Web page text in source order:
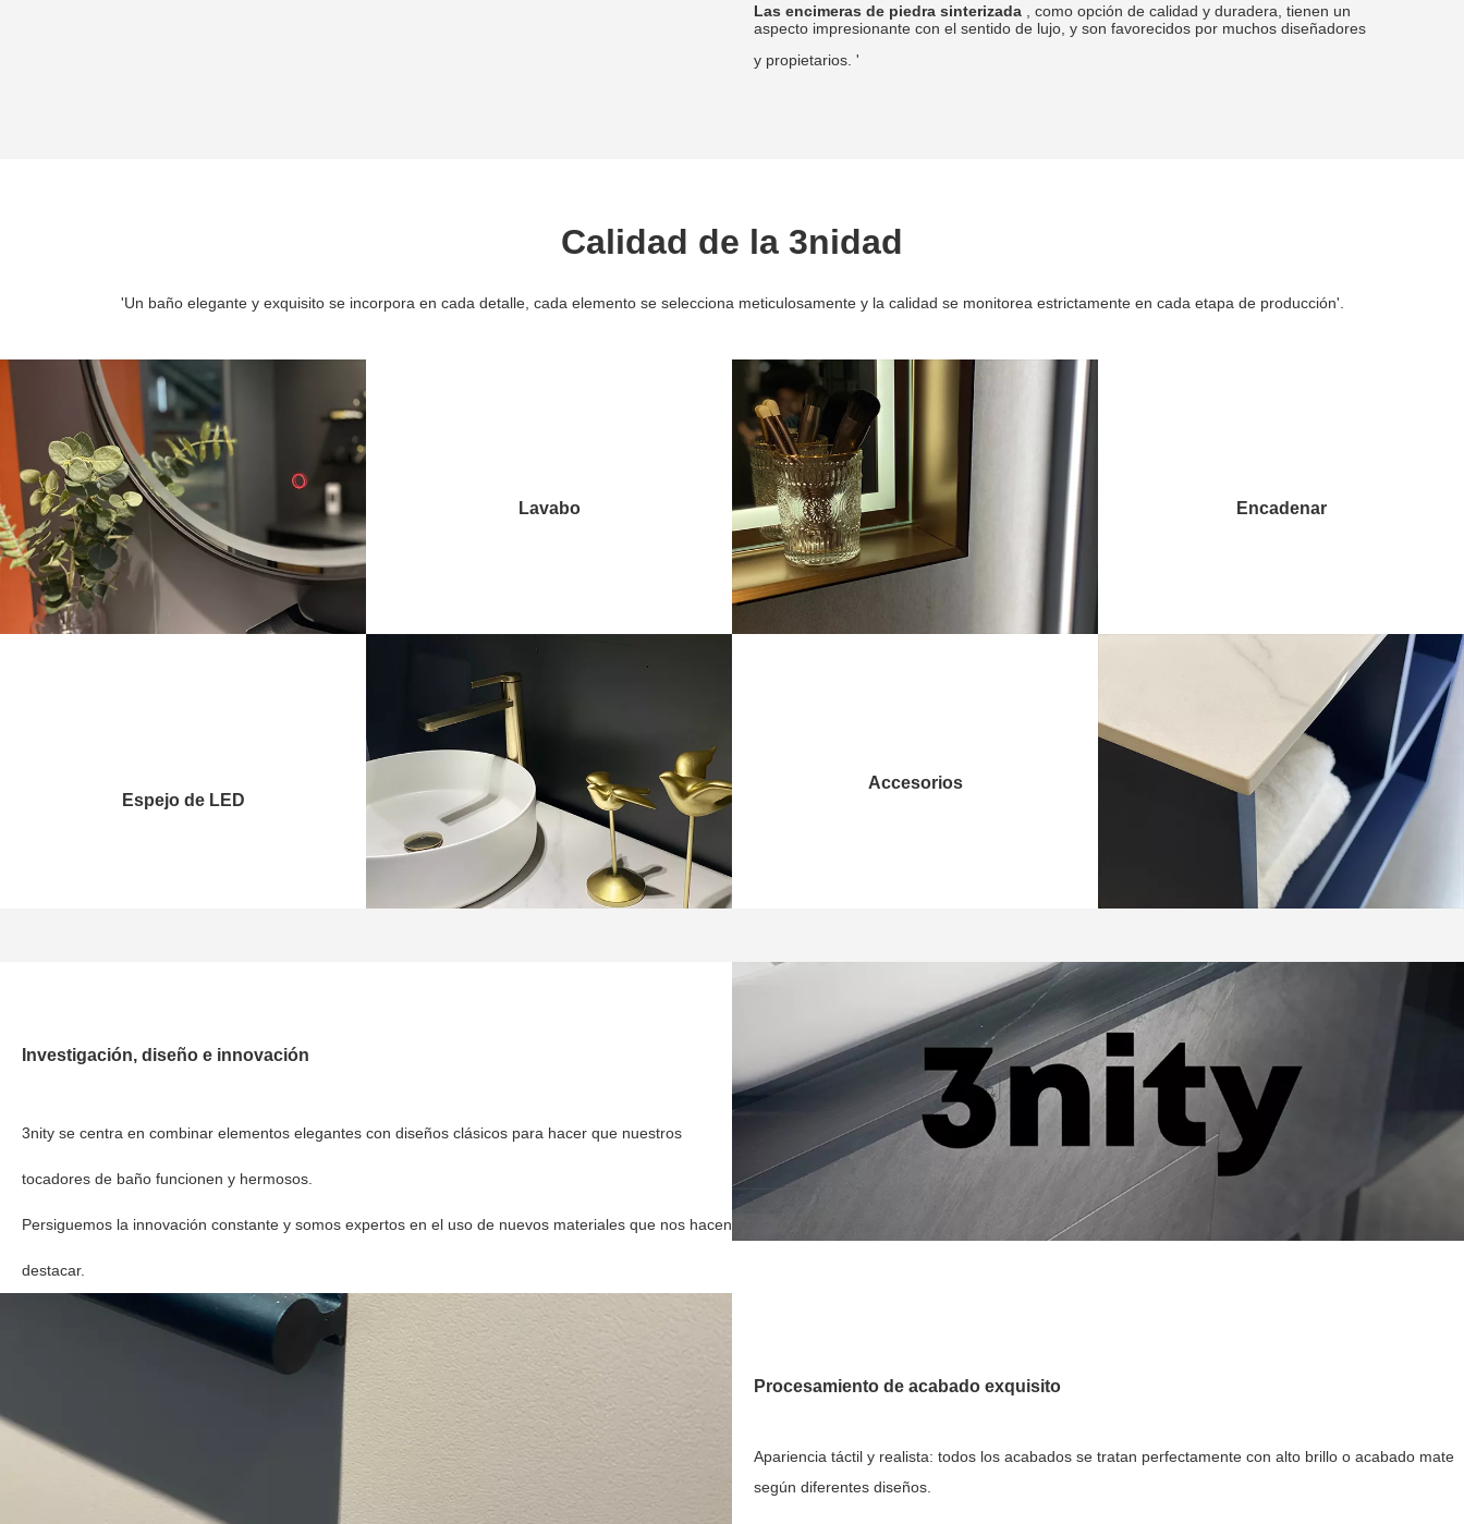
Las encimeras de piedra sinterizada
, como opción de calidad y duradera, tienen un
aspecto impresionante con el sentido de lujo, y son favorecidos por muchos diseñadores
y propietarios. '
Calidad de la 3nidad
'Un baño elegante y exquisito se incorpora en cada detalle, cada elemento se selecciona meticulosamente y la calidad se monitorea estrictamente en cada etapa de producción'.
Lavabo Encadenar
Espejo de LED
Accesorios
Investigación, diseño e innovación
3nity se centra en combinar elementos elegantes con diseños clásicos para hacer que nuestros
tocadores de baño funcionen y hermosos.
Persiguemos la innovación constante y somos expertos en el uso de nuevos materiales que nos hacen
destacar.
Procesamiento de acabado exquisito
Apariencia táctil y realista: todos los acabados se tratan perfectamente con alto brillo o acabado mate
según diferentes diseños.